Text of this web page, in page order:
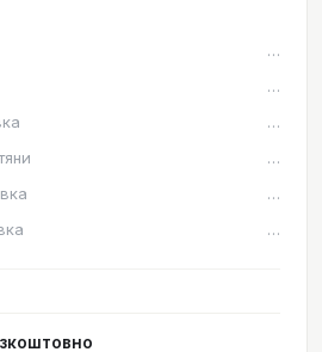
…
…
…
…
…
…